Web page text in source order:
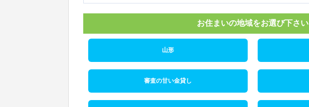
お住まいの地域をお選び下さい
山形
審査の甘い金貸し